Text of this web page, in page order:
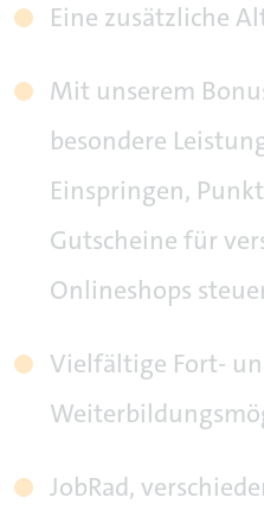
Eine zusätzliche
Mit unserem
besondere
Einspringen,
Gutscheine für
Onlineshops
Vielfältige Fort-
JobRad,